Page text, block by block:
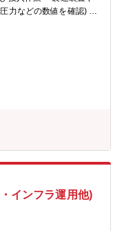
力などの数値を確認) ・
帯
～23:10 (3勤)23:00～
インフラ運用他)